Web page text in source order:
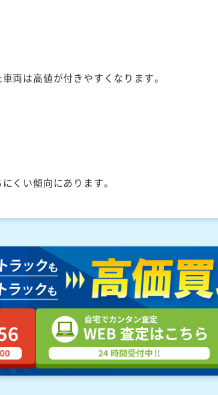
両は高値が付きやすくなります。
くい傾向にあります。